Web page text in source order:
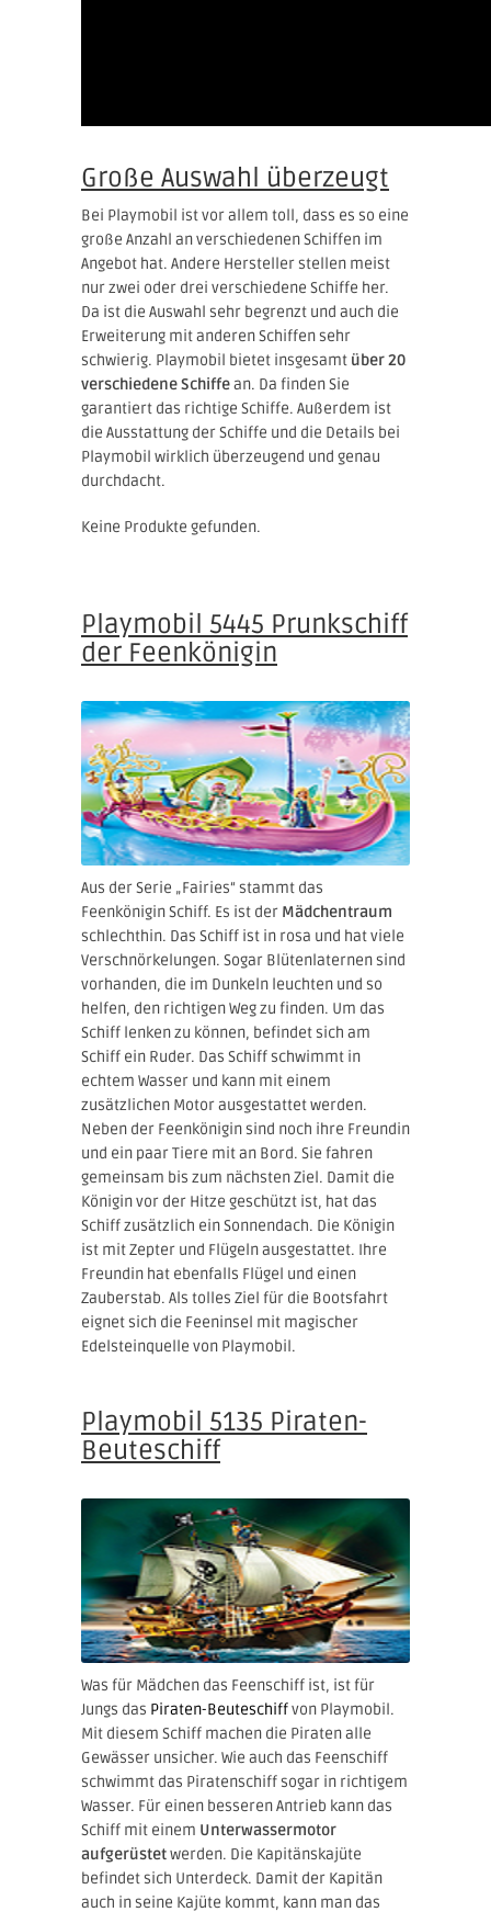
Große Auswahl überzeugt
Bei Playmobil ist vor allem toll, dass es so eine
große Anzahl an verschiedenen Schiffen im
Angebot hat. Andere Hersteller stellen meist
nur zwei oder drei verschiedene Schiffe her.
Da ist die Auswahl sehr begrenzt und auch die
Erweiterung mit anderen Schiffen sehr
schwierig. Playmobil bietet insgesamt über 20
verschiedene Schiffean. Da finden Sie
garantiert das richtige Schiffe. Außerdem ist
die Ausstattung der Schiffe und die Details bei
Playmobil wirklich überzeugend und genau
durchdacht.
Keine Produkte gefunden.
Playmobil 5445 Prunkschiff
der Feenkönigin
Aus der Serie „Fairies“ stammt das
Feenkönigin Schiff. Es ist der Mädchentraum
schlechthin. Das Schiff ist in rosa und hat viele
Verschnörkelungen. Sogar Blütenlaternen sind
vorhanden, die im Dunkeln leuchten und so
helfen, den richtigen Weg zu finden. Um das
Schiff lenken zu können, befindet sich am
Schiff ein Ruder. Das Schiff schwimmt in
echtem Wasser und kann mit einem
zusätzlichen Motor ausgestattet werden.
Neben der Feenkönigin sind noch ihre Freundin
und ein paar Tiere mit an Bord. Sie fahren
gemeinsam bis zum nächsten Ziel. Damit die
Königin vor der Hitze geschützt ist, hat das
Schiff zusätzlich ein Sonnendach. Die Königin
ist mit Zepter und Flügeln ausgestattet. Ihre
Freundin hat ebenfalls Flügel und einen
Zauberstab. Als tolles Ziel für die Bootsfahrt
eignet sich die Feeninsel mit magischer
Edelsteinquelle von Playmobil.
Playmobil 5135 Piraten-
Beuteschiff
Was für Mädchen das Feenschiff ist, ist für
Jungs das Piraten-Beuteschiffvon Playmobil.
Mit diesem Schiff machen die Piraten alle
Gewässer unsicher. Wie auch das Feenschiff
schwimmt das Piratenschiff sogar in richtigem
Wasser. Für einen besseren Antrieb kann das
Schiff mit einem Unterwassermotor
aufgerüstetwerden. Die Kapitänskajüte
befindet sich Unterdeck. Damit der Kapitän
auch in seine Kajüte kommt, kann man das